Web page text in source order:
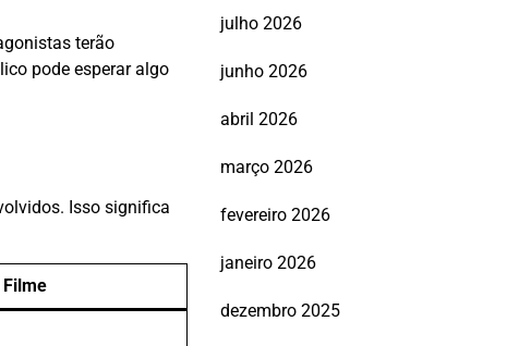
terão
pode esperar algo
Isso significa
Filme
julho 2026
junho 2026
abril 2026
março 2026
fevereiro 2026
janeiro 2026
dezembro 2025